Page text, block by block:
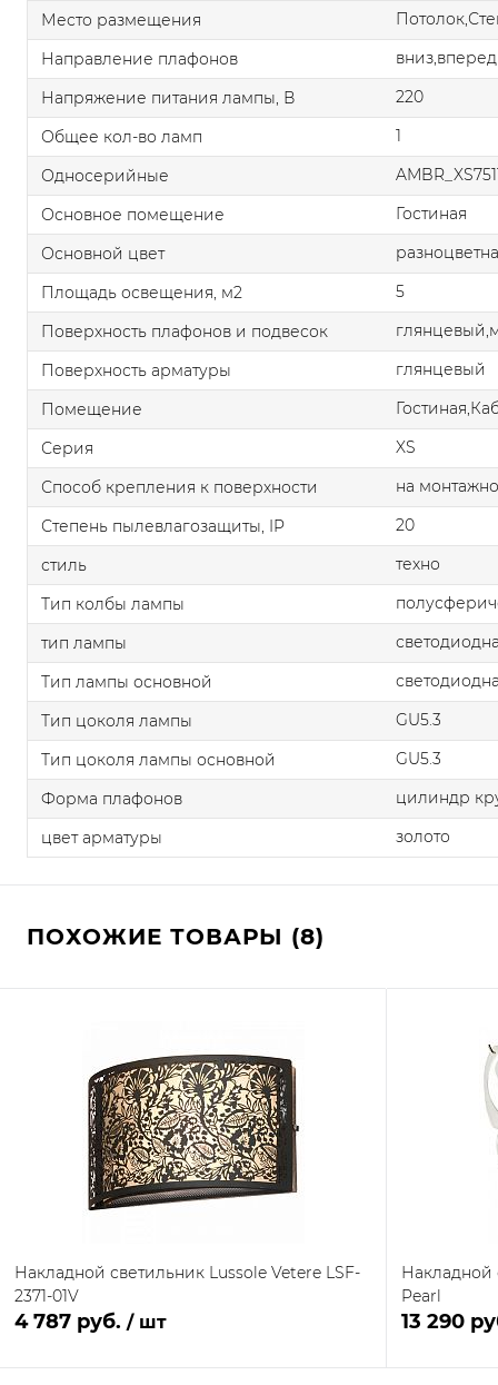
Место размещения
Направление плафонов
вниз,вперед
Напряжение питания лампы, В
220
Общее кол-во ламп
1
Односерийные
Основное помещение
Гостиная
Основной цвет
Площадь освещения, м2
5
Поверхность плафонов и подвесок
Поверхность арматуры
глянцевый
Помещение
Серия
XS
Способ крепления к поверхности
на
Степень пылевлагозащиты, IP
20
стиль
техно
Тип колбы лампы
тип лампы
Тип лампы основной
Тип цоколя лампы
GU5.3
Тип цоколя лампы основной
GU5.3
Форма плафонов
цилиндр
цвет арматуры
золото
ПОХОЖИЕ ТОВАРЫ (8)
Накладной светильник Lussole Vetere LSF-
2371-01V
4 787 руб. / шт
Накладной
Pearl
13 290